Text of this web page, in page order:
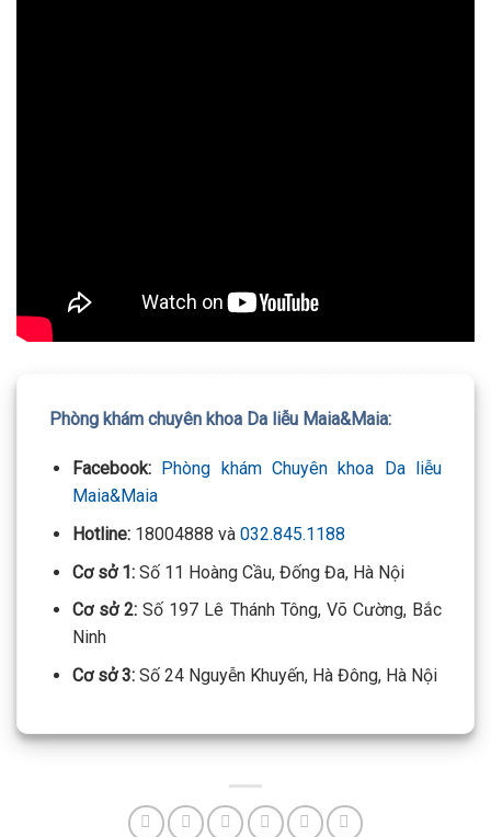
Phòng khám chuyên khoa Da liễu Maia&Maia:
Facebook:
Phòng khám Chuyên khoa Da liễu
Maia&Maia
Hotline:18004888 và 032.845.1188
Cơ sở 1: Số 11 Hoàng Cầu, Đống Đa, Hà Nội
Cơ sở 2: Số 197 Lê Thánh Tông, Võ Cường, Bắc
Ninh
Cơ sở 3:Số 24 Nguyễn Khuyến, Hà Đông, Hà Nội